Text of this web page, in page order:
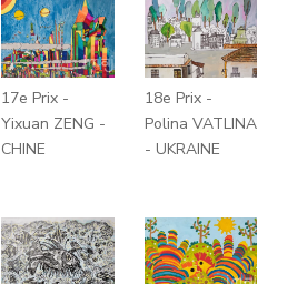
17e Prix -
Yixuan ZENG -
CHINE
18e Prix -
Polina VATLINA
- UKRAINE